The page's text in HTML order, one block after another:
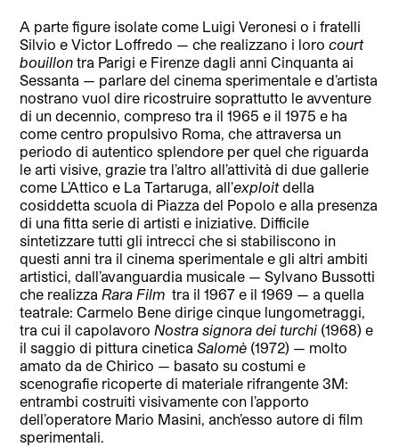
A parte figure isolate come Luigi Veronesi o i fratelli
Silvio e Victor Loffredo — che realizzano i lorocourt
bouillon tra Parigi e Firenze dagli anni Cinquanta ai
Sessanta — parlare del cinema sperimentale e d’artista
nostrano vuol dire ricostruire soprattutto le avventure
di un decennio, compreso tra il 1965 e il 1975 e ha
come centro propulsivo Roma, che attraversa un
periodo di autentico splendore per quel che riguarda
le arti visive, grazie tra l’altro all’attività di due gallerie
come L’Attico e La Tartaruga, all’exploitdella
cosiddetta scuola di Piazza del Popolo e alla presenza
di una fitta serie di artisti e iniziative. Difficile
sintetizzare tutti gli intrecci che si stabiliscono in
questi anni tra il cinema sperimentale e gli altri ambiti
artistici, dall’avanguardia musicale — Sylvano Bussotti
che realizzaRara Film tra il 1967 e il 1969 — a quella
teatrale: Carmelo Bene dirige cinque lungometraggi,
tra cui il capolavoroNostra signora dei turchi (1968) e
il saggio di pittura cineticaSalomè (1972) — molto
amato da de Chirico — basato su costumi e
scenografie ricoperte di materiale rifrangente 3M:
entrambi costruiti visivamente con l’apporto
dell’operatore Mario Masini, anch’esso autore di film
sperimentali.